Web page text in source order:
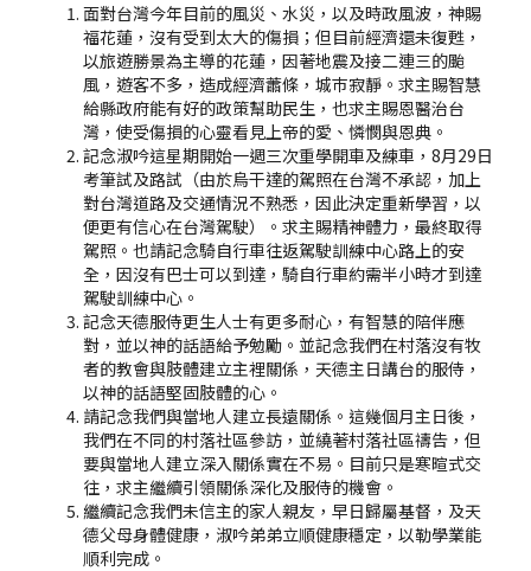
面對台灣今年目前的風災、水災，以及時政風波，神賜
福花蓮，沒有受到太大的傷損；但目前經濟還未復甦，
以旅遊勝景為主導的花蓮，因著地震及接二連三的颱
風，遊客不多，造成經濟蕭條，城巿寂靜。求主賜智慧
給縣政府能有好的政策幫助民生，也求主賜恩醫治台
灣，使受傷損的心靈看見上帝的愛、憐憫與恩典。
記念淑吟這星期開始一週三次重學開車及練車，8月29日
考筆試及路試（由於烏干達的駕照在台灣不承認，加上
對台灣道路及交通情況不熟悉，因此決定重新學習，以
便更有信心在台灣駕駛）。求主賜精神體力，最終取得
駕照。也請記念騎自行車往返駕駛訓練中心路上的安
全，因沒有巴士可以到達，騎自行車約需半小時才到達
駕駛訓練中心。
記念天德服侍更生人士有更多耐心，有智慧的陪伴應
對，並以神的話語給予勉勵。並記念我們在村落沒有牧
者的教會與肢體建立主裡關係，天德主日講台的服侍，
以神的話語堅固肢體的心。
請記念我們與當地人建立長遠關係。這幾個月主日後，
我們在不同的村落社區參訪，並繞著村落社區禱告，但
要與當地人建立深入關係實在不易。目前只是寒暄式交
往，求主繼續引領關係深化及服侍的機會。
繼續記念我們未信主的家人親友，早日歸屬基督，及天
德父母身體健康，淑吟弟弟立順健康穩定，以勒學業能
順利完成。